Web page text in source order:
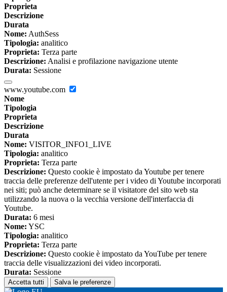
Proprieta
Descrizione
Durata
Nome: AuthSess
Tipologia: analitico
Proprieta: Terza parte
Descrizione: Analisi e profilazione navigazione utente
Durata: Sessione
www.youtube.com
Nome
Tipologia
Proprieta
Descrizione
Durata
Nome: VISITOR_INFO1_LIVE
Tipologia: analitico
Proprieta: Terza parte
Descrizione: Questo cookie è impostato da Youtube per tenere
traccia delle preferenze dell'utente per i video di Youtube incorporati
nei siti; può anche determinare se il visitatore del sito web sta
utilizzando la nuova o la vecchia versione dell'interfaccia di
Youtube.
Durata: 6 mesi
Nome: YSC
Tipologia: analitico
Proprieta: Terza parte
Descrizione: Questo cookie è impostato da YouTube per tenere
traccia delle visualizzazioni dei video incorporati.
Durata: Sessione
Accetta tutti Salva le preferenze